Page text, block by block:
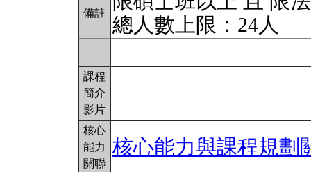
備註
總人數上限：24人
課程
簡介
影片
核心
能力
關聯
核心能力與課程規劃